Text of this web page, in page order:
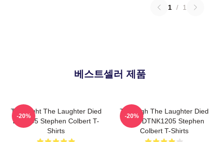
1 / 1
베스트셀러 제품
The Night The Laughter Died
LA 1405 Stephen Colbert T-
Shirts
-20%
The Nigh The Laughter Died
2026 DTNK1205 Stephen
Colbert T-Shirts
-20%